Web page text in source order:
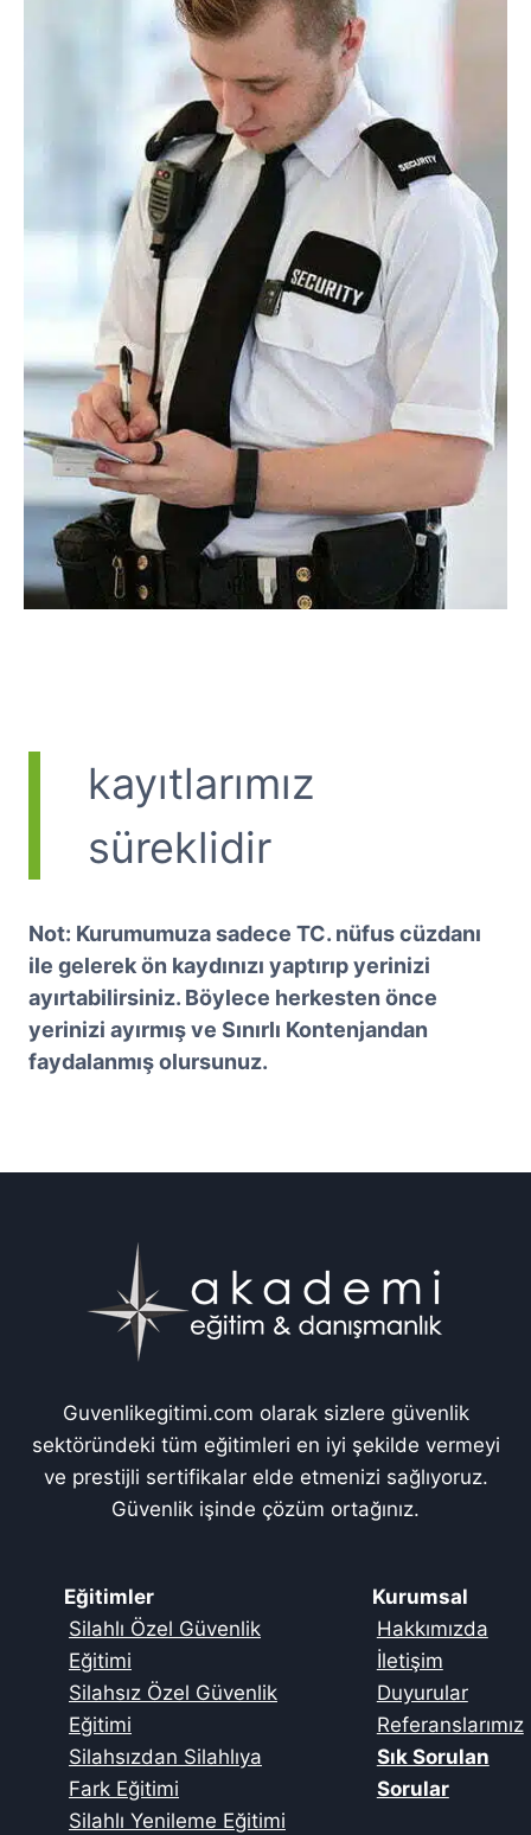
kayıtlarımız
süreklidir
Not: Kurumumuza sadece TC. nüfus cüzdanı
ile gelerek ön kaydınızı yaptırıp yerinizi
ayırtabilirsiniz. Böylece herkesten önce
yerinizi ayırmış ve Sınırlı Kontenjandan
faydalanmış olursunuz.
Guvenlikegitimi.com olarak sizlere güvenlik
sektöründeki tüm eğitimleri en iyi şekilde vermeyi
ve prestijli sertifikalar elde etmenizi sağlıyoruz.
Güvenlik işinde çözüm ortağınız.
Eğitimler
Silahlı Özel Güvenlik
Eğitimi
Silahsız Özel Güvenlik
Eğitimi
Silahsızdan Silahlıya
Fark Eğitimi
Silahlı Yenileme Eğitimi
Kurumsal
Hakkımızda
İletişim
Duyurular
Referanslarımız
Sık Sorulan
Sorular